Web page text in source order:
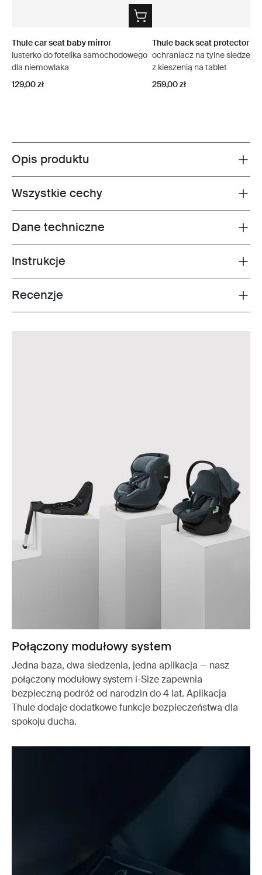
Thule car seat baby mirror
lusterko do fotelika samochodowego
dla niemowlaka
129,00 zł
Thule back seat protector
ochraniacz na tylne siedzenie
z kieszenią na tablet
259,00 zł
Toggle overview
Opis produktu
Toggle features
Wszystkie cechy
Toggle techspec
Dane techniczne
Toggle guides and instructions
Instrukcje
Toggle overview
Recenzje
Połączony modułowy system
Jedna baza, dwa siedzenia, jedna aplikacja — nasz
połączony modułowy system i-Size zapewnia
bezpieczną podróż od narodzin do 4 lat. Aplikacja
Thule dodaje dodatkowe funkcje bezpieczeństwa dla
spokoju ducha.